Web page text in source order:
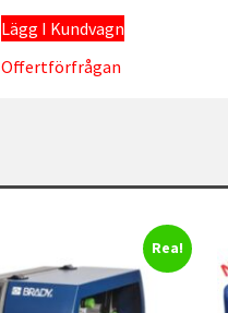
Lägg I Kundvagn
Offertförfrågan
Rea!